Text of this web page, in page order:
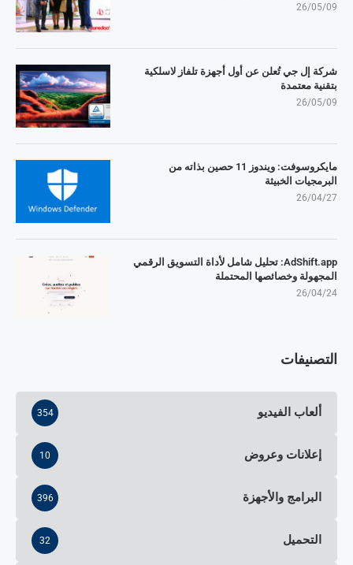
26/05/09
شركة إل جي تُعلن عن أول أجهزة تلفاز لاسلكية
بتقنية معتمدة
26/05/09
مايكروسوفت: ويندوز 11 حصين بذاته من
البرمجيات الخبيثة
26/04/27
AdShift.app: تحليل شامل لأداة التسويق الرقمي
المجهولة وخصائصها المحتملة
26/04/24
التصنيفات
ألعاب الفيديو 354
إعلانات وعروض 10
البرامج والأجهزة 396
التحميل 32